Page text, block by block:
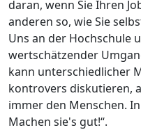
daran, wenn Sie Ihren
anderen so, wie Sie
Uns an der Hochschule
wertschätzender
kann unterschiedlicher
kontrovers diskutieren,
immer den Menschen.
Machen sie's gut!“.